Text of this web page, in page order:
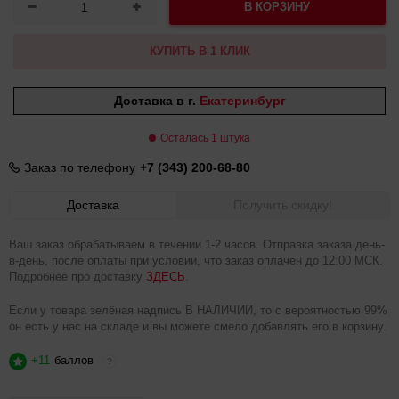
В КОРЗИНУ
КУПИТЬ В 1 КЛИК
Доставка в г. Екатеринбург
Осталась 1 штука
Заказ по телефону +7 (343) 200-68-80
Доставка
Ваш заказ обрабатываем в течении 1-2 часов. Отправка заказа день-
в-день, после оплаты при условии, что заказ оплачен до 12:00 МСК.
Подробнее про доставку ЗДЕСЬ.
Если у товара зелёная надпись В НАЛИЧИИ, то с вероятностью 99%
он есть у нас на складе и вы можете смело добавлять его в корзину.
+11 баллов